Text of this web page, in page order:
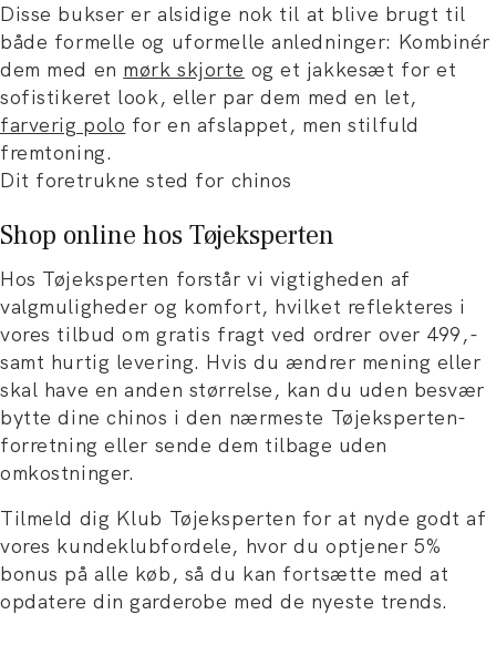
Disse bukser er alsidige nok til at blive brugt til
både formelle og uformelle anledninger: Kombinér
dem med en mørk skjorte og et jakkesæt for et
sofistikeret look, eller par dem med en let,
farverig polo for en afslappet, men stilfuld
fremtoning.
Dit foretrukne sted for chinos
Shop online hos Tøjeksperten
Hos Tøjeksperten forstår vi vigtigheden af
valgmuligheder og komfort, hvilket reflekteres i
vores tilbud om gratis fragt ved ordrer over 499,-
samt hurtig levering. Hvis du ændrer mening eller
skal have en anden størrelse, kan du uden besvær
bytte dine chinos i den nærmeste Tøjeksperten-
forretning eller sende dem tilbage uden
omkostninger.
Tilmeld dig Klub Tøjeksperten for at nyde godt af
vores kundeklubfordele, hvor du optjener 5%
bonus på alle køb, så du kan fortsætte med at
opdatere din garderobe med de nyeste trends.